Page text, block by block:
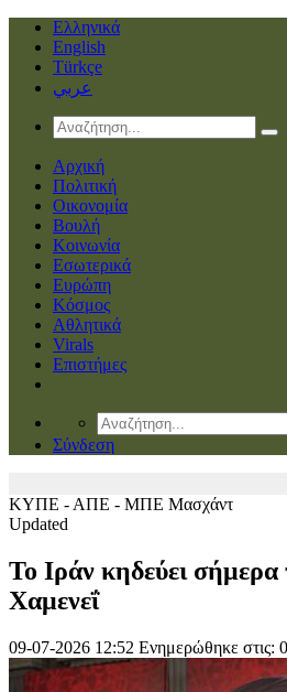
Ελληνικά
English
Türkçe
عربي
Αρχική
Πολιτική
Οικονομία
Βουλή
Κοινωνία
Εσωτερικά
Ευρώπη
Κόσμος
Αθλητικά
Virals
Επιστήμες
Σύνδεση
ΚΥΠΕ - ΑΠΕ - ΜΠΕ Μασχάντ
Updated
Το Ιράν κηδεύει σήμερα
Χαμενεΐ
09-07-2026 12:52 Ενημερώθηκε στις: